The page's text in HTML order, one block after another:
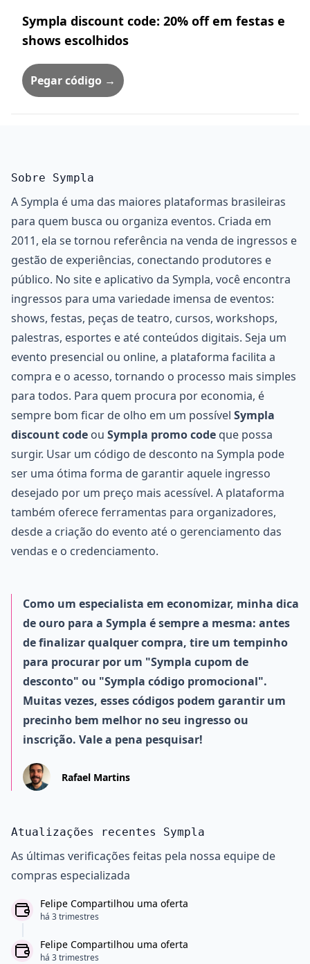
Sympla discount code: 20% off em festas e
shows escolhidos
Pegar código →
Sobre Sympla
A Sympla é uma das maiores plataformas brasileiras
para quem busca ou organiza eventos. Criada em
2011, ela se tornou referência na venda de ingressos e
gestão de experiências, conectando produtores e
público. No site e aplicativo da Sympla, você encontra
ingressos para uma variedade imensa de eventos:
shows, festas, peças de teatro, cursos, workshops,
palestras, esportes e até conteúdos digitais. Seja um
evento presencial ou online, a plataforma facilita a
compra e o acesso, tornando o processo mais simples
para todos. Para quem procura por economia, é
sempre bom ficar de olho em um possível Sympla
discount code ou Sympla promo code que possa
surgir. Usar um código de desconto na Sympla pode
ser uma ótima forma de garantir aquele ingresso
desejado por um preço mais acessível. A plataforma
também oferece ferramentas para organizadores,
desde a criação do evento até o gerenciamento das
vendas e o credenciamento.
Como um especialista em economizar, minha dica
de ouro para a Sympla é sempre a mesma: antes
de finalizar qualquer compra, tire um tempinho
para procurar por um "Sympla cupom de
desconto" ou "Sympla código promocional".
Muitas vezes, esses códigos podem garantir um
precinho bem melhor no seu ingresso ou
inscrição. Vale a pena pesquisar!
Rafael Martins
Atualizações recentes Sympla
As últimas verificações feitas pela nossa equipe de
compras especializada
Felipe Compartilhou uma oferta
há 3 trimestres
Felipe Compartilhou uma oferta
há 3 trimestres